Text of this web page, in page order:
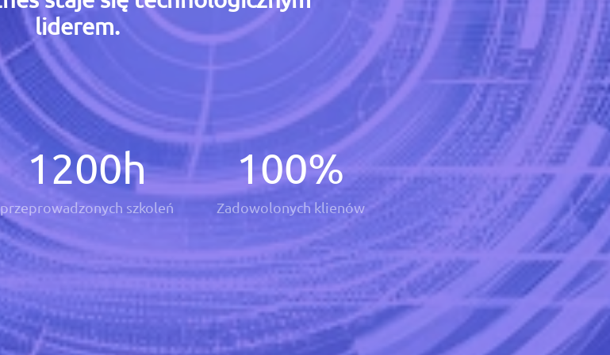
liderem.
1200h
przeprowadzonych szkoleń
100%
Zadowolonych klienów